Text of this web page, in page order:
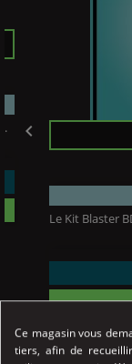
 Prix
Le Kit Blaster
Ce magasin vous
tiers, afin de